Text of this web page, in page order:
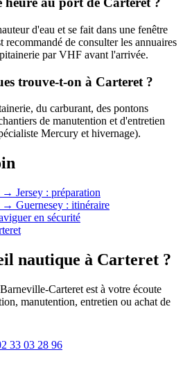
d'eau et se fait dans une fenêtre
recommandé de consulter les annuaires
par VHF avant l'arrivée.
trouve-t-on à Carteret ?
du carburant, des pontons
de manutention et d'entretien
Mercury et hivernage).
→ Jersey : préparation
→ Guernesey : itinéraire
en sécurité
nautique à Carteret ?
Carteret est à votre écoute
manutention, entretien ou achat de
33 03 28 96